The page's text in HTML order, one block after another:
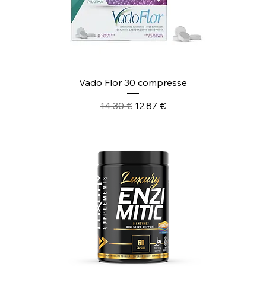
Vado Flor 30 compresse
Prezzo regolare
14,30 € Prezzo scontato
12,87 €